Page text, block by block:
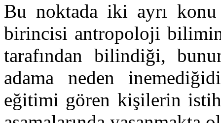
Bu noktada iki ayrı konu
birincisi antropoloji
tarafından bilindiği,
adama neden
eğitimi gören kişilerin